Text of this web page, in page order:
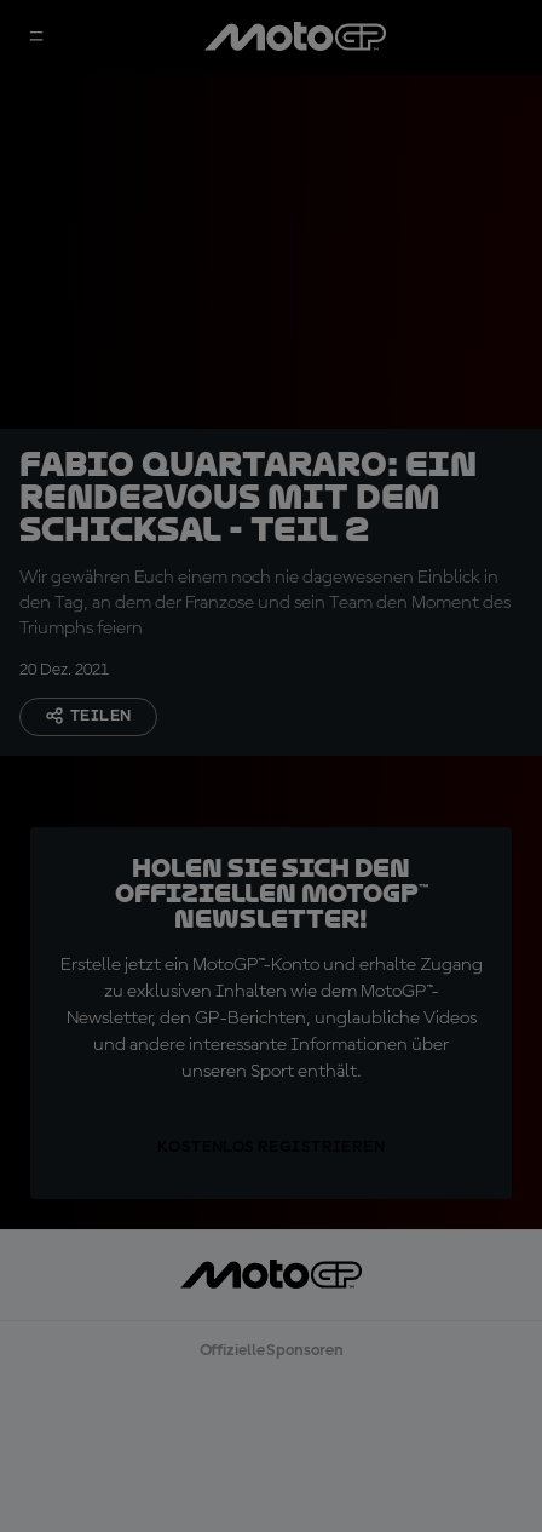
Fabio Quartararo: Ein
Rendezvous mit dem
Schicksal - Teil 2
Wir gewähren Euch einem noch nie dagewesenen Einblick in
den Tag, an dem der Franzose und sein Team den Moment des
Triumphs feiern
20 Dez. 2021
TEILEN
Holen Sie sich den
offiziellen MotoGP™
Newsletter!
Erstelle jetzt ein MotoGP™-Konto und erhalte Zugang
zu exklusiven Inhalten wie dem MotoGP™-
Newsletter, den GP-Berichten, unglaubliche Videos
und andere interessante Informationen über
unseren Sport enthält.
Offizielle Sponsoren